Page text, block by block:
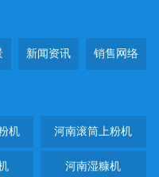
食材，且糠层厚
节的裹糠强度、
避免直接炸焦。
续加工。海鲜产
贝等，裹粉后油
：如蔬菜类食材
新闻资讯 销售网络
机 河南滚筒上粉机
河南湿糠机